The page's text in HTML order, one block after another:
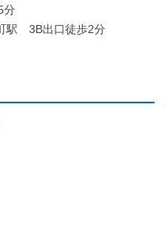
分
駅 3B出口徒歩2分